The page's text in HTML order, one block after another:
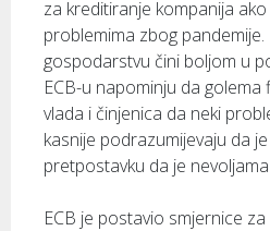
za kreditiranje kompanija
problemima zbog
gospodarstvu čini boljom u
ECB-u napominju da
vlada i činjenica da neki
kasnije podrazumijevaju da
pretpostavku da je
ECB je postavio smjernice